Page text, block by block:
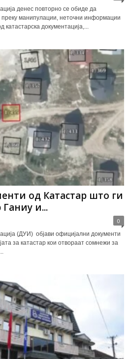
денес повторно се обиде да
преку манипулации, неточни информации
документација,...
од Катастар што ги
Ганиу и...
0
(ДУИ) објави официјални документи
за катастар кои отвораат сомнежи за